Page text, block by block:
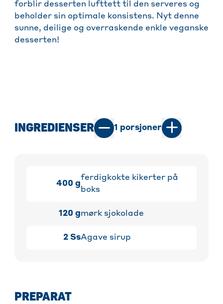
forblir desserten lufttett til den serveres og
beholder sin optimale konsistens. Nyt denne
sunne, deilige og overraskende enkle veganske
desserten!
INGREDIENSER 1 porsjoner
400 g
ferdigkokte kikerter på
boks
120 gmørk sjokolade
2 SsAgave sirup
PREPARAT